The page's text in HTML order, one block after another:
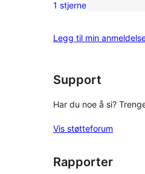
reviews
0
star
1 stjerne
Legg til min
Support
Har du noe å si?
Vis støtteforum
Rapporter